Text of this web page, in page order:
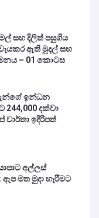
සහ දිලිත් පසුගිය
ඇති මුදල් සහ
– 01 කොටස
ඉන්ධන
244,000 දක්වා
වාර්තා ඉදිරිපත්
අල්ලස්
මත මුදා හැරීමට